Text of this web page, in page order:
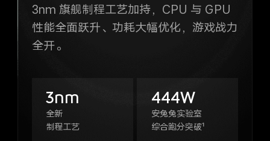
3nm 旗舰制程工艺加持，CPU 与 GPU
性能全面跃升、功耗大幅优化，游戏战力
全开。
3nm
全新
制程工艺
444W
安兔兔实验室
综合跑分突破¹